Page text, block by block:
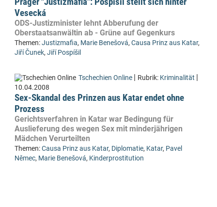
Vesecká
ODS-Justizminister lehnt Abberufung der
Oberstaatsanwältin ab - Grüne auf Gegenkurs
Themen:Justizmafia, Marie Benešová, Causa Prinz aus Katar,
Jiří Čunek, Jiří Pospíšil
Tschechien Online | Rubrik: Kriminalität |
10.04.2008
Sex-Skandal des Prinzen aus Katar endet ohne
Prozess
Gerichtsverfahren in Katar war Bedingung für
Auslieferung des wegen Sex mit minderjährigen
Mädchen Verurteilten
Themen:Causa Prinz aus Katar, Diplomatie, Katar, Pavel
Němec, Marie Benešová, Kinderprostitution